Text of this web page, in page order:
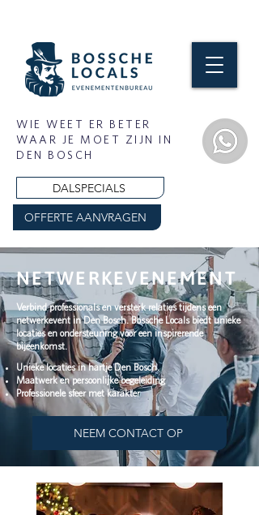
WIE WEET ER BETER
WAAR JE MOET ZIJN IN
DEN BOSCH
DALSPECIALS
OFFERTE AANVRAGEN
NETWERKEVENEMENT
Verbind professionals en versterk relaties tijdens een
netwerkevent in Den Bosch. Bossche Locals biedt unieke
locaties en ondersteuning voor een inspirerende
bijeenkomst.
Unieke locaties in hartje Den Bosch.
Maatwerk en persoonlijke begeleiding
Professionele sfeer met karakter
NEEM CONTACT OP